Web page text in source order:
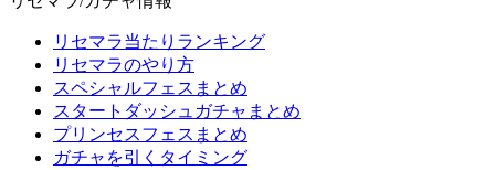
リセマラ当たりランキング
リセマラのやり方
スペシャルフェスまとめ
スタートダッシュガチャまとめ
プリンセスフェスまとめ
ガチャを引くタイミング